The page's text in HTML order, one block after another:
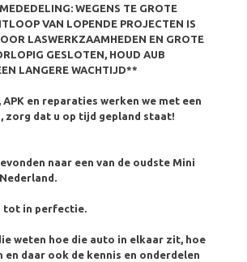
WEGENS TE GROTE
VAN LOPENDE PROJECTEN IS
LASWERKZAAMHEDEN EN GROTE
GESLOTEN, HOUD AUB
LANGERE WACHTIJD**
en reparaties werken we met een
zorg dat u op tijd gepland staat!
naar een van de oudste Mini
tot in perfectie.
weten hoe die auto in elkaar zit, hoe
en daar ook de kennis en onderdelen